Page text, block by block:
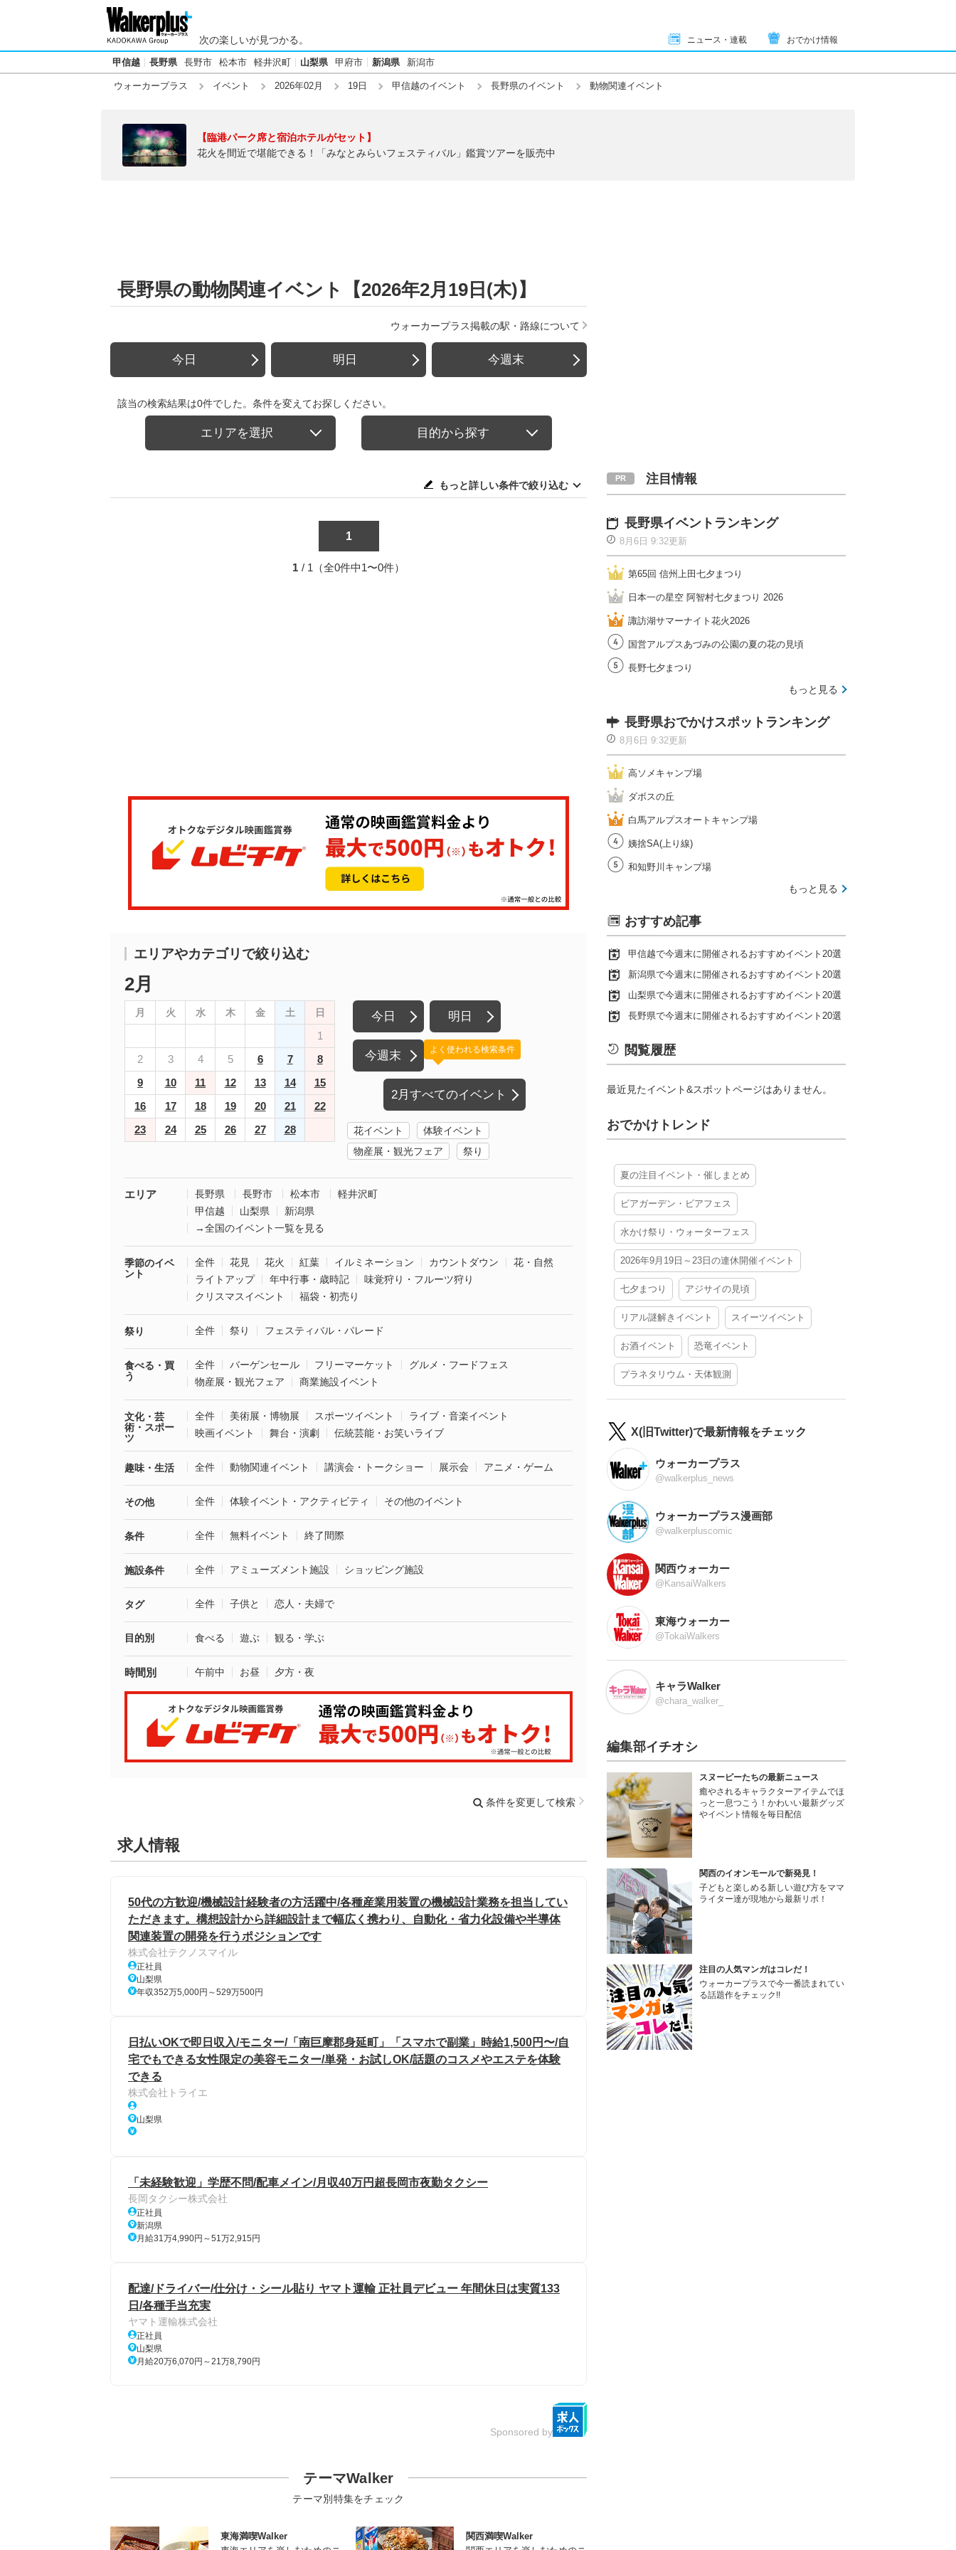
次の楽しいが見つかる。 ニュース・連載 おでかけ情報
甲信越 長野県 長野市 松本市 軽井沢町 山梨県 甲府市 新潟県 新潟市
ウォーカープラス イベント 2026年02月 19日 甲信越のイベント 長野県のイベント 動物関連イベント
【臨港パーク席と宿泊ホテルがセット】
花火を間近で堪能できる！「みなとみらいフェスティバル」鑑賞ツアーを販売中
長野県の動物関連イベント【2026年2月19日(木)】
ウォーカープラス掲載の駅・路線について
今日 明日 今週末
該当の検索結果は0件でした。条件を変えてお探しください。
エリアを選択 目的から探す
もっと詳しい条件で絞り込む
1
1 / 1（全0件中1〜0件）
エリアやカテゴリで絞り込む
2月
月 火 水 木 金 土 日
1
2
3 4 5 6 7
8
9
10 11 12 13 14
15
16
17 18 19 20 21
22
23
24 25 26 27 28
今日 明日
今週末
2月すべてのイベント
よく使われる検索条件
花イベント
体験イベント
物産展・観光フェア
祭り
エリア 長野県 長野市 松本市
軽井沢町
甲信越
山梨県
新潟県
→全国のイベント一覧を見る
季節のイベ
ント
全件 花見 花火 紅葉 イルミネーション カウントダウン
花・自然
ライトアップ
年中行事・歳時記
味覚狩り・フルーツ狩り
クリスマスイベント
福袋・初売り
祭り 全件 祭り フェスティバル・パレード
食べる・買
う
全件 バーゲンセール フリーマーケット
グルメ・フードフェス
物産展・観光フェア
商業施設イベント
文化・芸
術・スポー
ツ
全件 美術展・博物展 スポーツイベント
ライブ・音楽イベント
映画イベント
舞台・演劇 伝統芸能・お笑いライブ
趣味・生活 全件 動物関連イベント 講演会・トークショー 展示会 アニメ・ゲーム
その他 全件 体験イベント・アクティビティ その他のイベント
条件 全件 無料イベント 終了間際
施設条件 全件 アミューズメント施設 ショッピング施設
タグ 全件 子供と 恋人・夫婦で
目的別 食べる 遊ぶ 観る・学ぶ
時間別 午前中 お昼 夕方・夜
条件を変更して検索
求人情報
50代の方歓迎/機械設計経験者の方活躍中/各種産業用装置の機械設計業務を担当してい
ただきます。構想設計から詳細設計まで幅広く携わり、自動化・省力化設備や半導体
関連装置の開発を行うポジションです
株式会社テクノスマイル
正社員
山梨県
年収352万5,000円～529万500円
日払いOKで即日収入/モニター/「南巨摩郡身延町」「スマホで副業」時給1,500円〜/自
宅でもできる女性限定の美容モニター/単発・お試しOK/話題のコスメやエステを体験
できる
株式会社トライエ
山梨県
「未経験歓迎」学歴不問/配車メイン/月収40万円超長岡市夜勤タクシー
長岡タクシー株式会社
正社員
新潟県
月給31万4,990円～51万2,915円
配達/ドライバー/仕分け・シール貼り ヤマト運輸 正社員デビュー 年間休日は実質133
日/各種手当充実
ヤマト運輸株式会社
正社員
山梨県
月給20万6,070円～21万8,790円
Sponsored by
テーマWalker
テーマ別特集をチェック
東海満喫Walker
関西満喫Walker
注目情報
長野県イベントランキング
8月6日 9:32更新
第65回 信州上田七夕まつり
日本一の星空 阿智村七夕まつり 2026
諏訪湖サマーナイト花火2026
国営アルプスあづみの公園の夏の花の見頃
長野七夕まつり
もっと見る
長野県おでかけスポットランキング
8月6日 9:32更新
高ソメキャンプ場
ダボスの丘
白馬アルプスオートキャンプ場
姨捨SA(上り線)
和知野川キャンプ場
もっと見る
おすすめ記事
甲信越で今週末に開催されるおすすめイベント20選
新潟県で今週末に開催されるおすすめイベント20選
山梨県で今週末に開催されるおすすめイベント20選
長野県で今週末に開催されるおすすめイベント20選
閲覧履歴
最近見たイベント&スポットページはありません。
おでかけトレンド
夏の注目イベント・催しまとめ
ビアガーデン・ビアフェス
水かけ祭り・ウォーターフェス
2026年9月19日～23日の連休開催イベント
七夕まつり アジサイの見頃
リアル謎解きイベント スイーツイベント
お酒イベント 恐竜イベント
プラネタリウム・天体観測
X(旧Twitter)で最新情報をチェック
ウォーカープラス
@walkerplus_news
ウォーカープラス漫画部
@walkerpluscomic
関西ウォーカー
@KansaiWalkers
東海ウォーカー
@TokaiWalkers
キャラWalker
@chara_walker_
編集部イチオシ
スヌーピーたちの最新ニュース
癒やされるキャラクターアイテムでほ
っと一息つこう！かわいい最新グッズ
やイベント情報を毎日配信
関西のイオンモールで新発見！
子どもと楽しめる新しい遊び方をママ
ライター達が現地から最新リポ！
注目の人気マンガはコレだ！
ウォーカープラスで今一番読まれてい
る話題作をチェック!!